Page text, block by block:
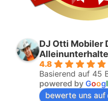
DJ Otti Mobiler
4.8
Basierend auf 45
powered by Googl
bewerte uns auf